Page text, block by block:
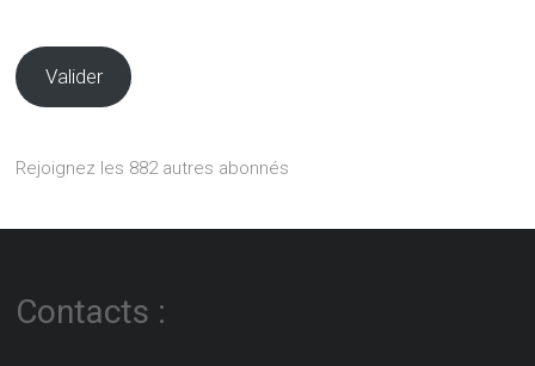
Valider
Rejoignez les 882 autres abonnés
Contacts :